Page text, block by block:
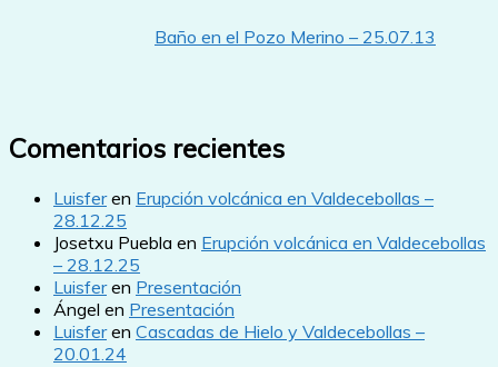
Baño en el Pozo Merino – 25.07.13
Comentarios recientes
Luisferen Erupción volcánica en Valdecebollas –
28.12.25
Josetxu Puebla en Erupción volcánica en Valdecebollas
– 28.12.25
Luisferen Presentación
Ángel en Presentación
Luisferen Cascadas de Hielo y Valdecebollas –
20.01.24